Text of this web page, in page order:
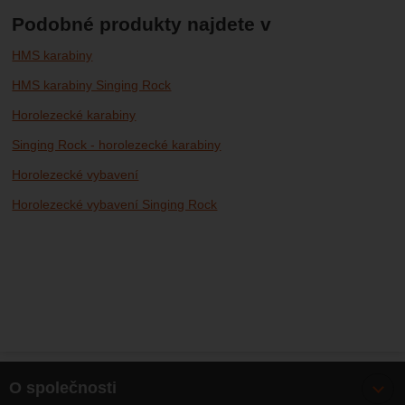
Podobné produkty najdete v
HMS karabiny
HMS karabiny Singing Rock
Horolezecké karabiny
Singing Rock - horolezecké karabiny
Horolezecké vybavení
Horolezecké vybavení Singing Rock
O společnosti